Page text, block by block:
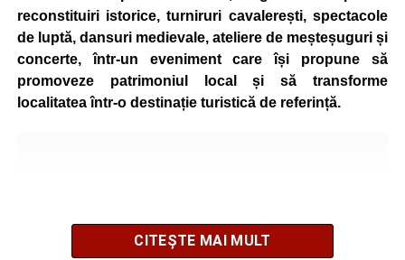
reconstituiri istorice, turniruri cavalerești, spectacole
de luptă, dansuri medievale, ateliere de meșteșuguri și
concerte, într-un eveniment care își propune să
promoveze patrimoniul local și să transforme
localitatea într-o destinație turistică de referință.
CITEȘTE MAI MULT